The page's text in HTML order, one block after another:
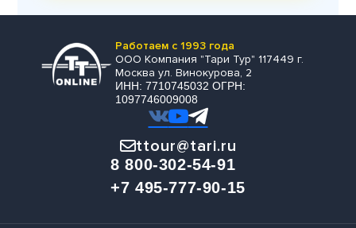
Работаем с 1993 года
ООО Компания "Тари Тур" 117449 г.
Москва ул. Винокурова, 2
ИНН: 7710745032 ОГРН:
1097746009008
ttour@tari.ru
8 800-302-54-91
+7 495-777-90-15